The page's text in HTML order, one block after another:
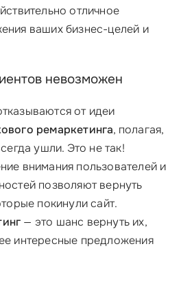
отличное
ваших бизнес-целей и
невозможен
от идеи
ремаркетинга, полагая,
ушли. Это не так!
внимания пользователей и
позволяют вернуть
покинули сайт.
— это шанс вернуть их,
интересные предложения